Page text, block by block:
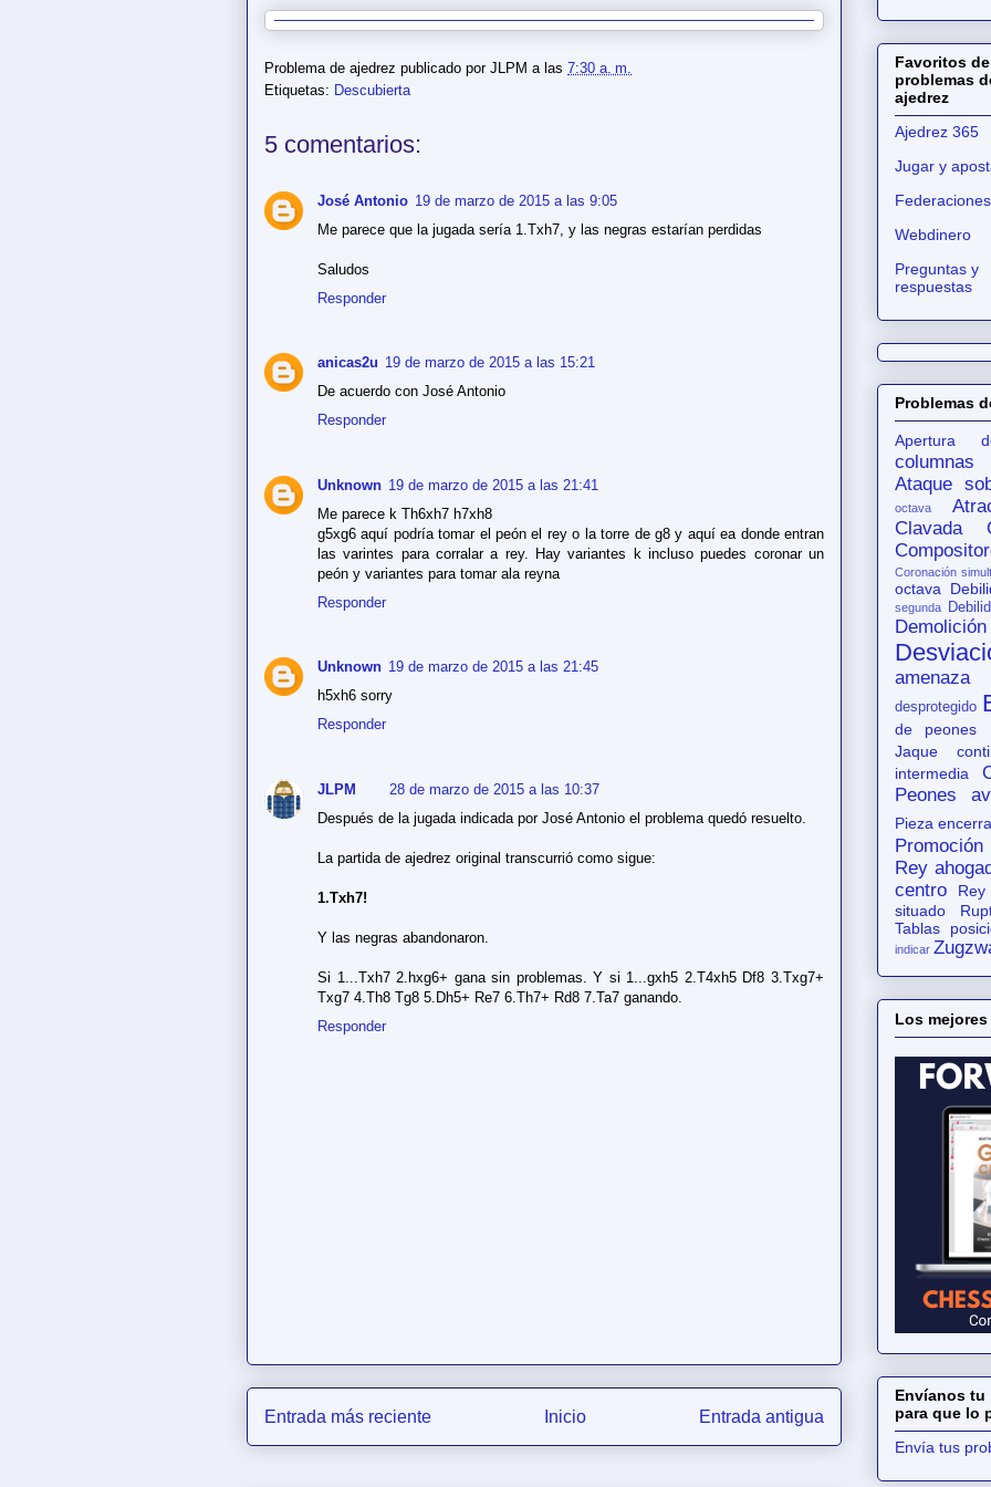
Problema de ajedrez publicado por JLPM a las 7:30 a. m.
Etiquetas: Descubierta
5 comentarios:
José Antonio 19 de marzo de 2015 a las 9:05
Me parece que la jugada sería 1.Txh7, y las negras estarían perdidas
Saludos
Responder
anicas2u 19 de marzo de 2015 a las 15:21
De acuerdo con José Antonio
Responder
Unknown 19 de marzo de 2015 a las 21:41
Me parece k Th6xh7 h7xh8
g5xg6 aquí podría tomar el peón el rey o la torre de g8 y aquí ea donde entran
las varintes para corralar a rey. Hay variantes k incluso puedes coronar un
peón y variantes para tomar ala reyna
Responder
Unknown 19 de marzo de 2015 a las 21:45
h5xh6 sorry
Responder
JLPM
28 de marzo de 2015 a las 10:37
Después de la jugada indicada por José Antonio el problema quedó resuelto.
La partida de ajedrez original transcurrió como sigue:
1.Txh7!
Y las negras abandonaron.
Si 1...Txh7 2.hxg6+ gana sin problemas. Y si 1...gxh5 2.T4xh5 Df8 3.Txg7+
Txg7 4.Th8 Tg8 5.Dh5+ Re7 6.Th7+ Rd8 7.Ta7 ganando.
Responder
Entrada más reciente Entrada antigua
Inicio
Favoritos de
problemas
ajedrez
Ajedrez 365
Jugar y
Federaciones
Webdinero
Preguntas y
respuestas
Problemas
Apertura
columnas
Ataque
octava
Clavada
Coronación
octava
segunda
amenaza
desprotegido
de peones
Jaque
intermedia
Peones
Pieza
Promoción
Rey
centro
situado
Tablas
indicar
Los
Envíanos tu
para que lo
Envía tus